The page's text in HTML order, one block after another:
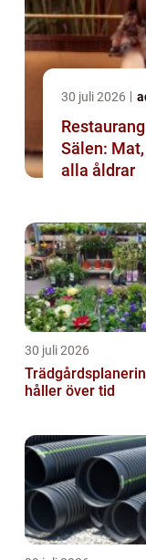
30 juli 2026
Sälen:
alla åldrar
30 juli 2026
håller över tid